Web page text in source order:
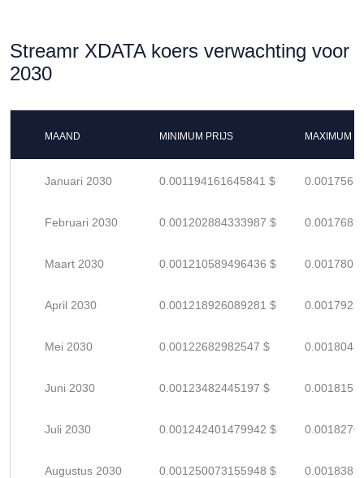
Streamr XDATA koers verwachting voor
2030
MAAND MINIMUM PRIJS MAXIMUM
Januari 2030 0.001194161645841 $
Februari 2030 0.001202884333987 $
Maart 2030 0.001210589496436 $
April 2030 0.001218926089281 $
Mei 2030 0.00122682982547 $
Juni 2030 0.00123482445197 $
Juli 2030 0.001242401479942 $
Augustus 2030 0.001250073155948 $